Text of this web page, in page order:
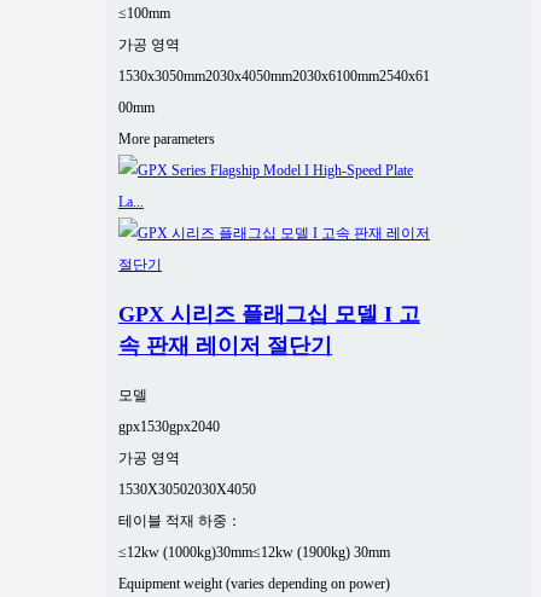
≤100mm
가공 영역
1530x3050mm2030x4050mm2030x6100mm2540x61
00mm
More parameters
GPX 시리즈 플래그십 모델 I 고
속 판재 레이저 절단기
모델
gpx1530gpx2040
가공 영역
1530X30502030X4050
테이블 적재 하중：
≤12kw (1000kg)30mm≤12kw (1900kg) 30mm
Equipment weight (varies depending on power)